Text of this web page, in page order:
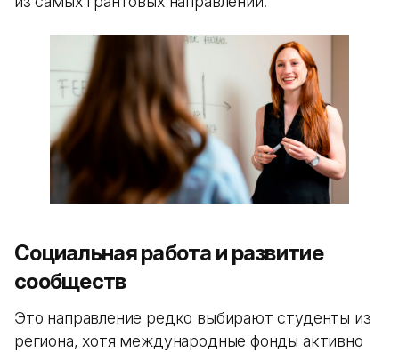
Социальная работа и развитие
сообществ
Это направление редко выбирают студенты из
региона, хотя международные фонды активно